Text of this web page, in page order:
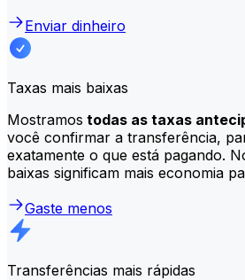
Enviar dinheiro
Taxas mais baixas
Mostramos todas as taxas
você confirmar a transferência,
exatamente o que está pagando.
baixas significam mais economia
Gaste menos
Transferências mais rápidas